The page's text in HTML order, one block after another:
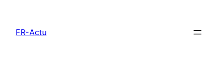
contenu
FR-Actu